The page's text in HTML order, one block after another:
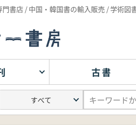
書店 / 中国・韓国書の輸入販売 / 学術図
古書